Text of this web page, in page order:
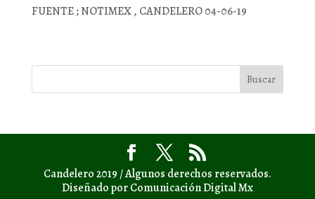
FUENTE ; NOTIMEX , CANDELERO 04-06-19
Candelero 2019 / Algunos derechos reservados.
Diseñado por Comunicación Digital Mx